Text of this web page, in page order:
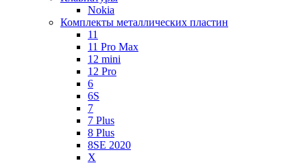
Nokia
Комплекты металлических пластин
11
11 Pro Max
12 mini
12 Pro
6
6S
7
7 Plus
8 Plus
8SE 2020
X